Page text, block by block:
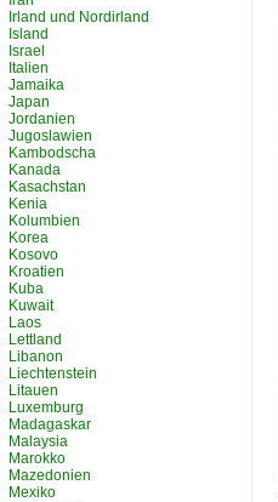
Irland und Nordirland
Island
Israel
Italien
Jamaika
Japan
Jordanien
Jugoslawien
Kambodscha
Kanada
Kasachstan
Kenia
Kolumbien
Korea
Kosovo
Kroatien
Kuba
Kuwait
Laos
Lettland
Libanon
Liechtenstein
Litauen
Luxemburg
Madagaskar
Malaysia
Marokko
Mazedonien
Mexiko